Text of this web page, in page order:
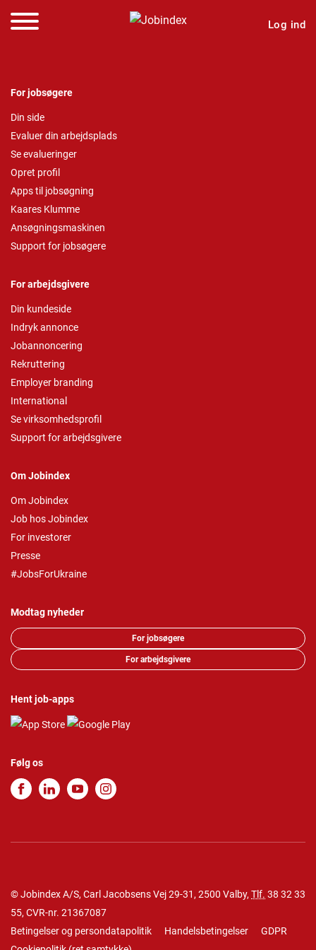
Log ind
For jobsøgere
Din side
Evaluer din arbejdsplads
Se evalueringer
Opret profil
Apps til jobsøgning
Kaares Klumme
Ansøgningsmaskinen
Support for jobsøgere
For arbejdsgivere
Din kundeside
Indryk annonce
Jobannoncering
Rekruttering
Employer branding
International
Se virksomhedsprofil
Support for arbejdsgivere
Om Jobindex
Om Jobindex
Job hos Jobindex
For investorer
Presse
#JobsForUkraine
Modtag nyheder
For jobsøgere
For arbejdsgivere
Hent job-apps
Følg os
© Jobindex A/S, Carl Jacobsens Vej 29-31, 2500 Valby, Tlf. 38 32 33
55, CVR-nr. 21367087
Betingelser og persondatapolitik
Handelsbetingelser
GDPR